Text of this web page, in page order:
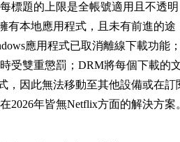
標題的上限是全帳號適用且不透
有本地應用程式，且未有前進的途
應用程式已取消離線下載功能
受雙重懲罰；DRM將每個下載的
，因此無法移動至其他設備或在訂
2026年皆無Netflix方面的解決方案